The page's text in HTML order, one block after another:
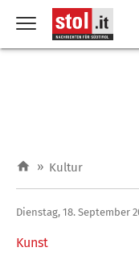
» Kultur
Kunst
Dienstag, 18. September